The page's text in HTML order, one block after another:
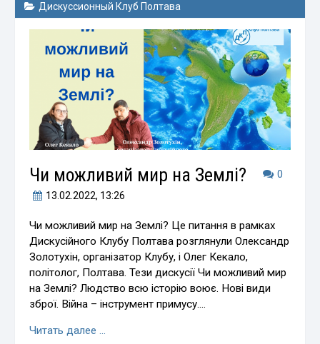
Дискуссионный Клуб Полтава
0
Чи можливий мир на Землі?
13.02.2022, 13:26
Чи можливий мир на Землі? Це питання в рамках
Дискусійного Клубу Полтава розглянули Олександр
Золотухін, організатор Клубу, і Олег Кекало,
політолог, Полтава. Тези дискусії Чи можливий мир
на Землі? Людство всю історію воює. Нові види
зброї. Війна – інструмент примусу.…
Читать далее …